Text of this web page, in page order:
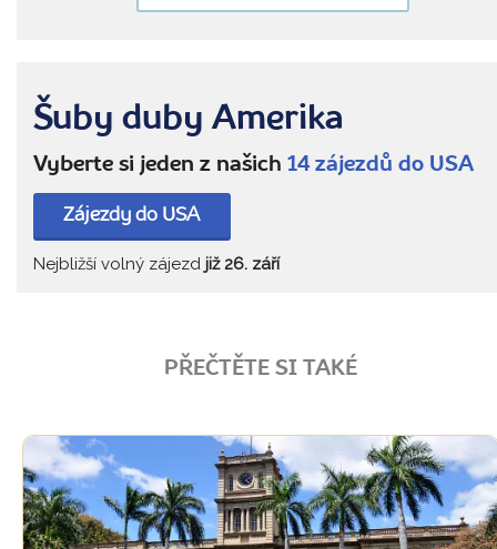
Šuby duby Amerika
Vyberte si jeden z našich 14 zájezdů do USA
Zájezdy do USA
Nejbližší volný zájezd již 26. září
PŘEČTĚTE SI TAKÉ